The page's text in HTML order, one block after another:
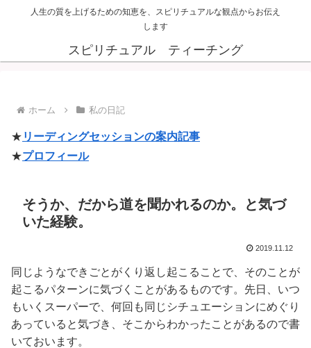
人生の質を上げるための知恵を、スピリチュアルな観点からお伝え
します
スピリチュアル ティーチング
ホーム 私の日記
★ リーディングセッションの案内記事
★プロフィール
そうか、だから道を聞かれるのか。と気づ
いた経験。
2019.11.12
同じようなできごとがくり返し起こることで、そのことが
起こるパターンに気づくことがあるものです。先日、いつ
もいくスーパーで、何回も同じシチュエーションにめぐり
あっていると気づき、そこからわかったことがあるので書
いておいます。